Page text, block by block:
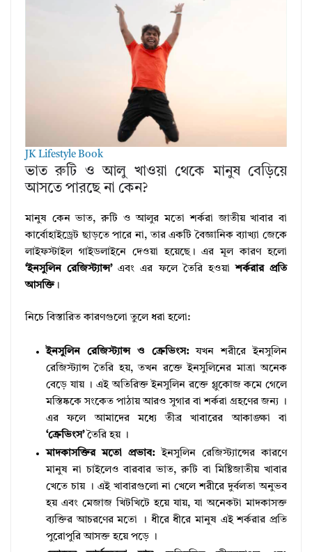
JK Lifestyle Book
ভাত রুটি ও আলু খাওয়া থেকে মানুষ বেড়িয়ে
আসতে পারছে না কেন?
মানুষ কেন ভাত, রুটি ও আলুর মতো শর্করা জাতীয় খাবার বা
কার্বোহাইড্রেট ছাড়তে পারে না, তার একটি বৈজ্ঞানিক ব্যাখ্যা জেকে
লাইফস্টাইল গাইডলাইনে দেওয়া হয়েছে।এর মূল কারণ হলো
‘ইনসুলিন রেজিস্ট্যান্স’এবং এর ফলে তৈরি হওয়াশর্করার প্রতি
আসক্তি।
নিচে বিস্তারিত কারণগুলো তুলে ধরা হলো:
ইনসুলিন রেজিস্ট্যান্স ও ক্রেভিংস:যখন শরীরে ইনসুলিন
রেজিস্ট্যান্স তৈরি হয়, তখন রক্তে ইনসুলিনের মাত্রা অনেক
বেড়ে যায় ।এই অতিরিক্ত ইনসুলিন রক্তে গ্লুকোজ কমে গেলে
মস্তিষ্ককে সংকেত পাঠায় আরও সুগার বা শর্করা গ্রহণের জন্য
।
এর ফলে আমাদের মধ্যে তীব্র খাবারের আকাঙ্ক্ষা বা
‘ক্রেভিংস’তৈরি হয় ।
মাদকাসক্তির মতো প্রভাব:ইনসুলিন রেজিস্ট্যান্সের কারণে
মানুষ না চাইলেও বারবার ভাত, রুটি বা মিষ্টিজাতীয় খাবার
খেতে চায়
। এই খাবারগুলো না খেলে শরীরে দুর্বলতা অনুভব
হয় এবং মেজাজ খিটখিটে হয়ে যায়, যা অনেকটা মাদকাসক্ত
ব্যক্তির আচরণের মতো
। ধীরে ধীরে মানুষ এই শর্করার প্রতি
পুরোপুরি আসক্ত হয়ে পড়ে
।